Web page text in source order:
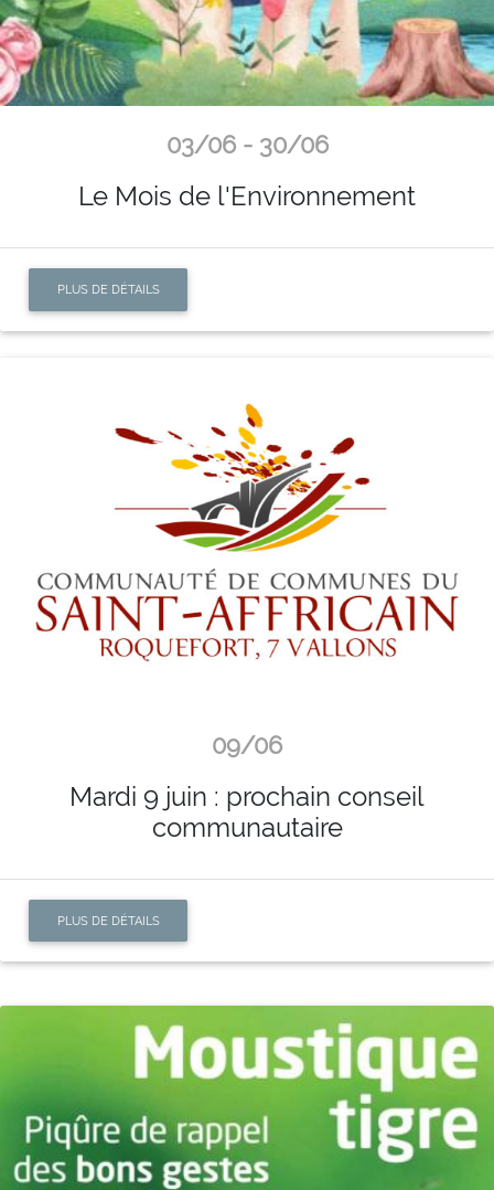
03/06 - 30/06
Le Mois de l'Environnement
PLUS DE DÉTAILS
09/06
Mardi 9 juin : prochain conseil
communautaire
PLUS DE DÉTAILS